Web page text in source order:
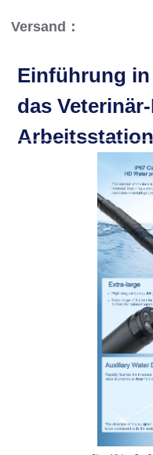
Versand：
Kategorien
> Tragbares
> Multifunktionelles
> HNO-Otoskop
Einführung in
das